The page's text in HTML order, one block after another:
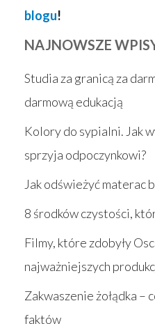
blogu!
NAJNOWSZE
Studia za granicą za
darmową edukacją
Kolory do sypialni. Jak
sprzyja odpoczynkowi?
Jak odświeżyć materac
8 środków czystości,
Filmy, które zdobyły
najważniejszych
Zakwaszenie żołądka –
faktów